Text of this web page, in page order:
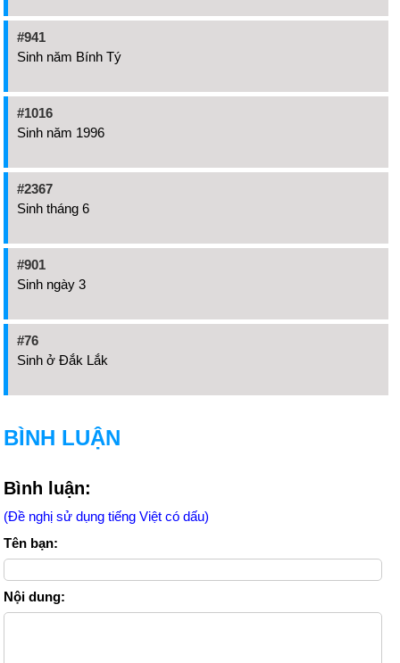
#941
Sinh năm Bính Tý
#1016
Sinh năm 1996
#2367
Sinh tháng 6
#901
Sinh ngày 3
#76
Sinh ở Đắk Lắk
BÌNH LUẬN
Bình luận:
(Đề nghị sử dụng tiếng Việt có dấu)
Tên bạn:
Nội dung: